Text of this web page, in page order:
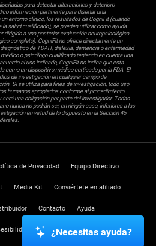
para detectar alteraciones y deterioro
información pertinente para diseñar una
entorno clínico, los resultados de CogniFit (cuando
la salud cualificado), se pueden utilizar como ayuda
dirigido a una posterior evaluación neuropsicológica
completo). CogniFit no ofrece directamente un
de TDAH, dislexia, demencia o enfermedad
o psicólogo cualificado teniendo en cuenta una
al uso indicado, CogniFit no indica que esta
como un dispositivo médico certicado por la FDA. El
de investigación en cualquier campo de
Si se utiliza para fines de investigación, todo uso
humanos apropiados conforme al procedimiento
una obligación por parte del investigador. Todas
nunca no podrán ser, en ningún caso, inferiores a las
en virtud de lo dispuesto en la Sección 45
de Privacidad Equipo Directivo
Media Kit Conviértete en afiliado
Contacto Ayuda
Centro de Confianza
¿Necesitas ayuda?